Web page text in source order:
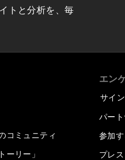
トと分析を、毎
コミュニティ
ーリー」
エン
サイ
パー
参加す
プレ